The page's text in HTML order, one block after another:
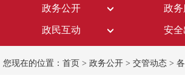
政务公开 政务
政民互动 安
您现在的位置： 首页 > 政务公开 > 交管动态 >